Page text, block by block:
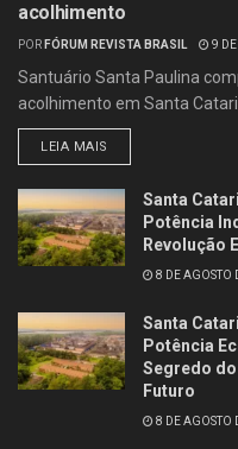
acolhimento
POR FÓRUM REVISTA BRASIL 9
Santuário Santa Paulina
acolhimento em Santa
LEIA MAIS
Santa
Potência
Revolução
8 DE AGOSTO
Santa
Potência
Segredo
Futuro
8 DE AGOSTO